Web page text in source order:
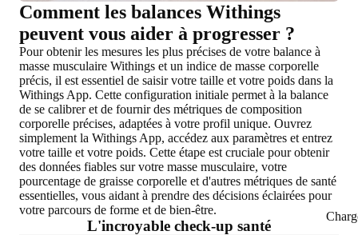
Comment les balances Withings
peuvent vous aider à progresser ?
Pour obtenir les mesures les plus précises de votre balance à
masse musculaire Withings et un indice de masse corporelle
précis, il est essentiel de saisir votre taille et votre poids dans la
Withings App. Cette configuration initiale permet à la balance
de se calibrer et de fournir des métriques de composition
corporelle précises, adaptées à votre profil unique. Ouvrez
simplement la Withings App, accédez aux paramètres et entrez
votre taille et votre poids. Cette étape est cruciale pour obtenir
des données fiables sur votre masse musculaire, votre
pourcentage de graisse corporelle et d'autres métriques de santé
essentielles, vous aidant à prendre des décisions éclairées pour
votre parcours de forme et de bien-être.
L'incroyable check-up santé